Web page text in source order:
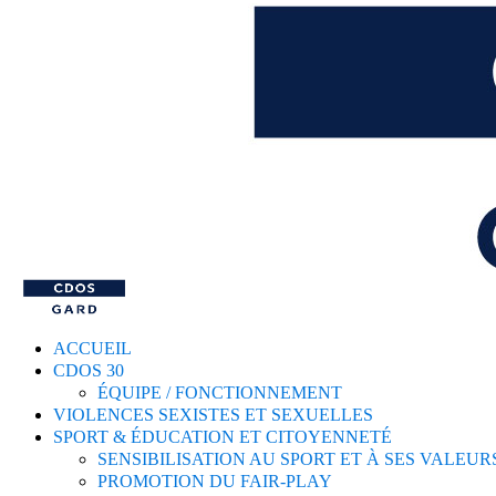
ACCUEIL
CDOS 30
ÉQUIPE / FONCTIONNEMENT
VIOLENCES SEXISTES ET SEXUELLES
SPORT & ÉDUCATION ET CITOYENNETÉ
SENSIBILISATION AU SPORT ET À SES
PROMOTION DU FAIR-PLAY